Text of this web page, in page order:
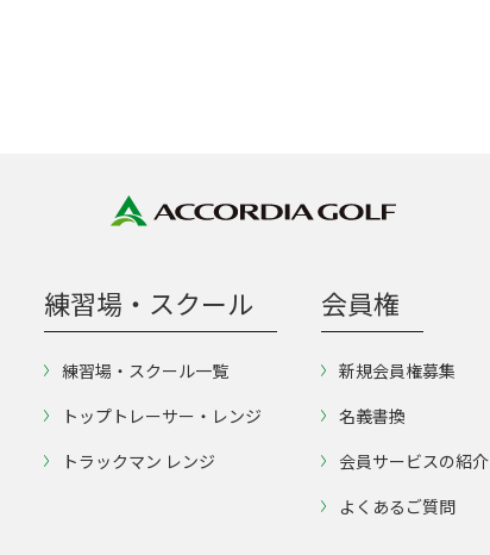
練習場・スクール
練習場・スクール一覧
トップトレーサー・レンジ
トラックマン レンジ
会員権
新規会員権募集
名義書換
会員サービスの紹介
よくあるご質問